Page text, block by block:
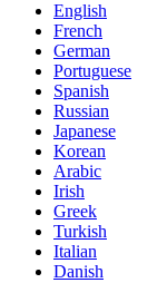
English
French
German
Portuguese
Spanish
Russian
Japanese
Korean
Arabic
Irish
Greek
Turkish
Italian
Danish